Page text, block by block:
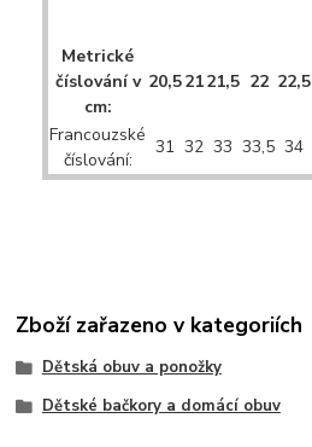
Metrické
číslování v
cm:
20,52121,5 22 22,5
Francouzské
číslování:
31 32 33 33,5 34
Zboží zařazeno v kategoriích
Dětská obuv a ponožky
Dětské bačkory a domácí obuv